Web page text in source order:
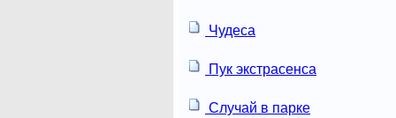
Чудеса
Пук экстрасенса
Случай в парке